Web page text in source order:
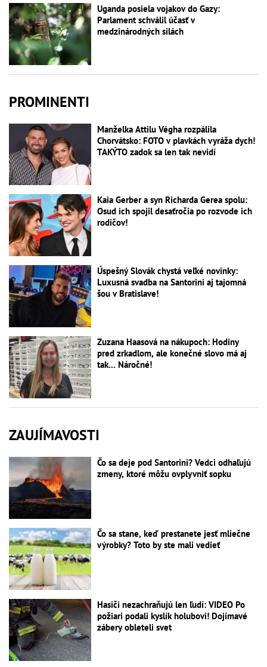
Uganda posiela vojakov do Gazy:
Parlament schválil účasť v
medzinárodných silách
PROMINENTI
Manželka Attilu Végha rozpálila
Chorvátsko: FOTO v plavkách vyráža dych!
TAKÝTO zadok sa len tak nevidí
Kaia Gerber a syn Richarda Gerea spolu:
Osud ich spojil desaťročia po rozvode ich
rodičov!
Úspešný Slovák chystá veľké novinky:
Luxusná svadba na Santorini aj tajomná
šou v Bratislave!
Zuzana Haasová na nákupoch: Hodiny
pred zrkadlom, ale konečné slovo má aj
tak... Náročné!
ZAUJÍMAVOSTI
Čo sa deje pod Santorini? Vedci odhaľujú
zmeny, ktoré môžu ovplyvniť sopku
Čo sa stane, keď prestanete jesť mliečne
výrobky? Toto by ste mali vedieť
Hasiči nezachraňujú len ľudí: VIDEO Po
požiari podali kyslík holubovi! Dojímavé
zábery obleteli svet